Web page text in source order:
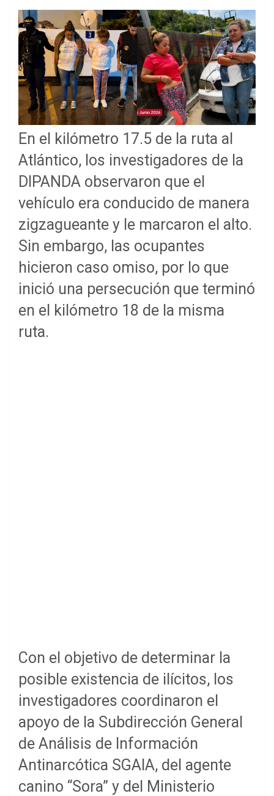
En el kilómetro 17.5 de la ruta al
Atlántico, los investigadores de la
DIPANDA observaron que el
vehículo era conducido de manera
zigzagueante y le marcaron el alto.
Sin embargo, las ocupantes
hicieron caso omiso, por lo que
inició una persecución que terminó
en el kilómetro 18 de la misma
ruta.
Con el objetivo de determinar la
posible existencia de ilícitos, los
investigadores coordinaron el
apoyo de la Subdirección General
de Análisis de Información
Antinarcótica SGAIA, del agente
canino “Sora” y del Ministerio